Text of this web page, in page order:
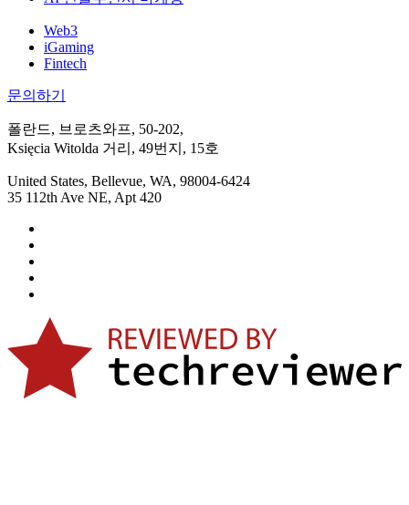
Web3
iGaming
Fintech
문의하기
폴란드, 브로츠와프, 50-202,
Księcia Witolda 거리, 49번지, 15호
United States, Bellevue, WA, 98004-6424
35 112th Ave NE, Apt 420